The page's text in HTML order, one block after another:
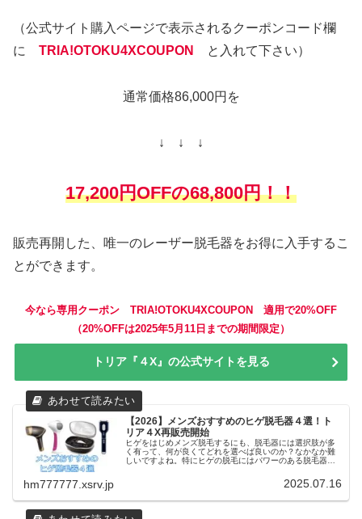
（公式サイト購入ページで表示されるクーポンコード欄
に TRIA!OTOKU4XCOUPON と入れて下さい）
通常価格86,000円を
↓ ↓ ↓
17,200円OFFの68,800円！！
販売再開した、唯一のレーザー脱毛器をお得に入手するこ
とができます。
今なら専用クーポン TRIA!OTOKU4XCOUPON 適用で20%OFF
（20%OFFは2025年5月11日までの期間限定）
トリア『４X』の公式サイトを見る
【2026】メンズおすすめのヒゲ脱毛器４選！ト
リア４X再販売開始
ヒゲをはじめメンズ脱毛するにも、脱毛器には選択肢が多
く有って、何が良くてどれを選べば良いのか？なかなか難
しいですよね。特にヒゲの脱毛にはパワーのある脱毛器が
hm777777.xsrv.jp 2025.07.16